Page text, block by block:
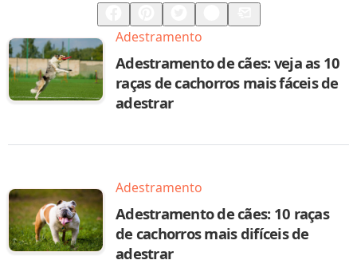
Compartilhar
Salvar
Adestramento
Adestramento de cães: veja as 10
raças de cachorros mais fáceis de
adestrar
Adestramento
Adestramento de cães: 10 raças
de cachorros mais difíceis de
adestrar